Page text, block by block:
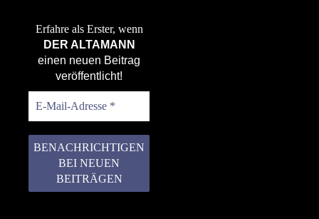
Erfahre als Erster, wenn
DER ALTAMANN
einen neuen Beitrag
veröffentlicht!